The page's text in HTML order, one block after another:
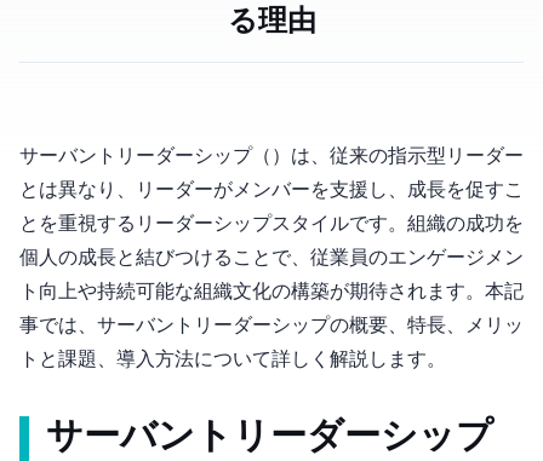
る理由
サーバントリーダーシップ（Servant Leadership）は、従来の指示型リーダー
とは異なり、リーダーがメンバーを支援し、成長を促すこ
とを重視するリーダーシップスタイルです。組織の成功を
個人の成長と結びつけることで、従業員のエンゲージメン
ト向上や持続可能な組織文化の構築が期待されます。本記
事では、サーバントリーダーシップの概要、特長、メリッ
トと課題、導入方法について詳しく解説します。
サーバントリーダーシップ